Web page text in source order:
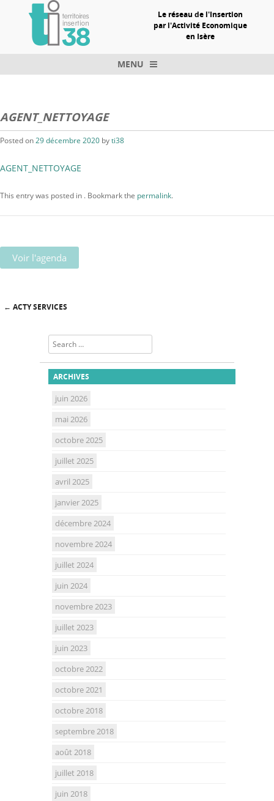
Le réseau de l'Insertion
par l'Activité Economique
en Isère
MENU
AGENT_NETTOYAGE
Posted on29 décembre 2020 byti38
AGENT_NETTOYAGE
This entry was posted in . Bookmark the permalink.
Voir l'agenda
← ACTY SERVICES
Search
ARCHIVES
juin 2026
mai 2026
octobre 2025
juillet 2025
avril 2025
janvier 2025
décembre 2024
novembre 2024
juillet 2024
juin 2024
novembre 2023
juillet 2023
juin 2023
octobre 2022
octobre 2021
octobre 2018
septembre 2018
août 2018
juillet 2018
juin 2018